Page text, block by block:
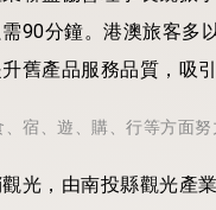
90分鐘。港澳旅客多
舊產品服務品質，吸
宿、遊、購、行等方面努
光，由南投縣觀光產